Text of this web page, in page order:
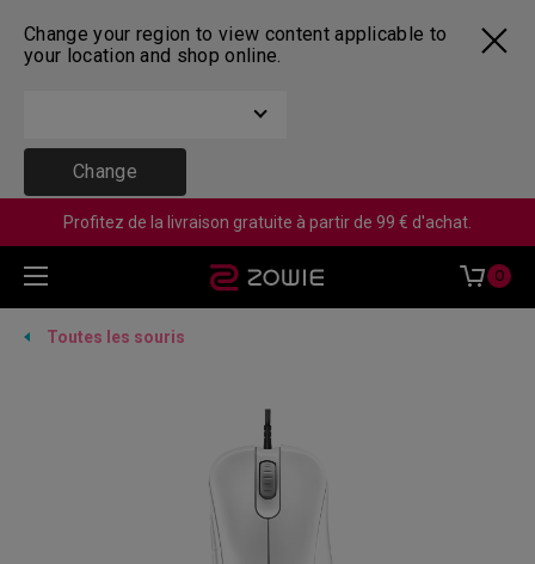
Change your region to view content applicable to
your location and shop online.
Change
Profitez de la livraison gratuite à partir de 99 € d'achat.
0
Toutes les souris